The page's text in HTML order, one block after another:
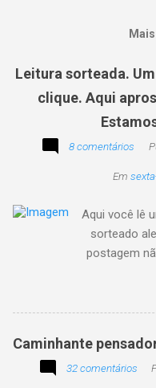
Leitura sorteada.
clique. Aqui
8 comentários
Em
Aqui você lê
sorteado
postagem
Caminhante
32 comentários